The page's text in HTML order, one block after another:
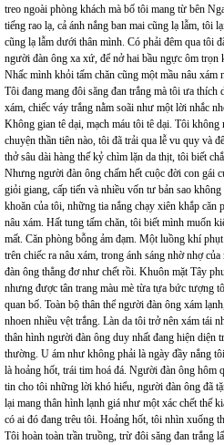
treo ngoài phòng khách mà bố tôi mang từ bên
tiếng rao lạ, cả ánh nắng ban mai cũng lạ lẫm, tôi
cũng lạ lẫm dưới thân mình. Có phải đêm qua tôi
người đàn ông xa xứ, để nở hai bầu ngực ôm trọn
Nhấc mình khỏi tấm chăn cũng một mầu nâu xám
Tôi đang mang đôi săng đan trắng mà tôi ưa thích
xám, chiếc váy trắng nằm soãi như một lời nhắc
Không gian tê dại, mạch máu tôi tê dại. Tôi
chuyện thần tiên nào, tôi đã trải qua lễ vu quy và
thở sâu dài hàng thế kỷ chìm lặn da thịt, tôi biết
Nhưng người đàn ông chấm hết cuộc đời con gái
giỏi giang, cấp tiến và nhiều vốn tư bản sao
khoăn của tôi, những tia nắng chạy xiên khắp căn
nâu xám. Hất tung tấm chăn, tôi biết mình muốn
mất. Căn phòng bỗng ảm đạm. Một luồng khí
trên chiếc ra nâu xám, trong ánh sáng nhờ nhợ
đàn ông thẳng đơ như chết rồi. Khuôn mặt Tây
nhưng được tân trang màu mè từa tựa bức tượng
quan bố. Toàn bộ thân thể người đàn ông xám
nhoen nhiều vệt trắng. Làn da tôi trở nên xám tái
thân hình người đàn ông duy nhất đang hiện diện
thường. U ám như không phải là ngày đầy nắng
là hoảng hốt, trái tim hoá đá. Người đàn ông hôm
tin cho tôi những lời khó hiểu, người đàn ông đã
lại mang thân hình lạnh giá như một xác chết thế
có ai đó đang trêu tôi. Hoảng hốt, tôi nhìn xuống
Tôi hoàn toàn trần truồng, trừ đôi săng đan trắng